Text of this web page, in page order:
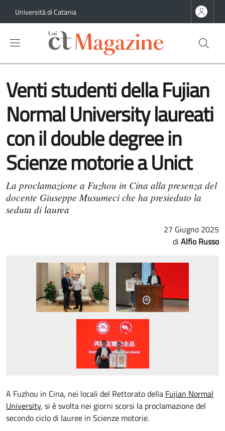
Università di Catania
Venti studenti della Fujian
Normal University laureati
con il double degree in
Scienze motorie a Unict
La proclamazione a Fuzhou in Cina alla presenza del
docente Giuseppe Musumeci che ha presieduto la
seduta di laurea
27 Giugno 2025
Alfio Russo
A Fuzhou in Cina, nei locali del Rettorato della Fujian Normal
University, si è svolta nei giorni scorsi la proclamazione del
secondo ciclo di lauree in Scienze motorie.